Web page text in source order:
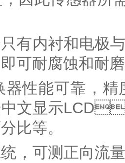
内衬和电极与
即可耐腐蚀和耐磨
可靠，精度
中文显示
等。
，可测正向流量